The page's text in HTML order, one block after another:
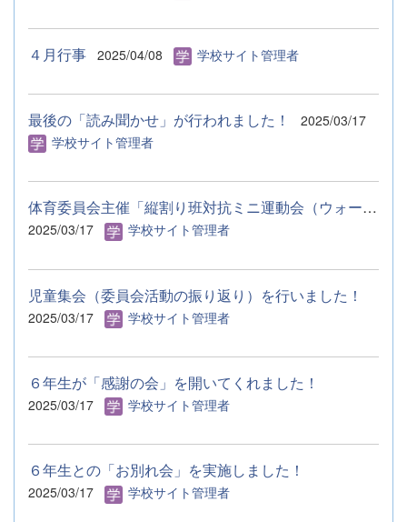
４月行事 2025/04/08 学校サイト管理者
最後の「読み聞かせ」が行われました！
2025/03/17
学校サイト管理者
体育委員会主催「縦割り班対抗ミニ運動会（ウォークラリー）」を...
2025/03/17 学校サイト管理者
児童集会（委員会活動の振り返り）を行いました！
2025/03/17 学校サイト管理者
６年生が「感謝の会」を開いてくれました！
2025/03/17 学校サイト管理者
６年生との「お別れ会」を実施しました！
2025/03/17 学校サイト管理者